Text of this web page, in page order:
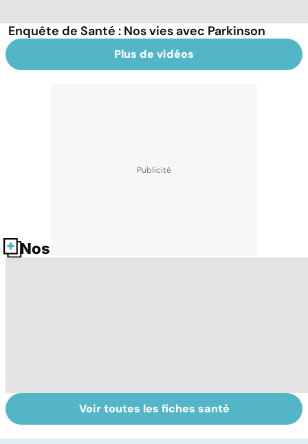
Enquête de Santé : Nos vies avec Parkinson
Plus de vidéos
Nos fiches santé
Narcolepsie : des
crises de
Maladie de
Huntington : une
Voir toutes les fiches santé